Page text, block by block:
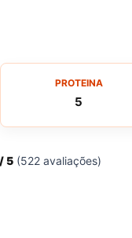
PROTEINA
5
/ 5 (522 avaliações)